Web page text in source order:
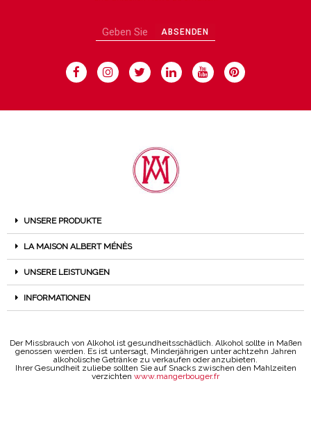
ABSENDEN
UNSERE PRODUKTE
LA MAISON ALBERT MÉNÈS
UNSERE LEISTUNGEN
INFORMATIONEN
Der Missbrauch von Alkohol ist gesundheitsschädlich. Alkohol sollte in Maßen
genossen werden. Es ist untersagt, Minderjährigen unter achtzehn Jahren
alkoholische Getränke zu verkaufen oder anzubieten.
Ihrer Gesundheit zuliebe sollten Sie auf Snacks zwischen den Mahlzeiten
verzichten www.mangerbouger.fr